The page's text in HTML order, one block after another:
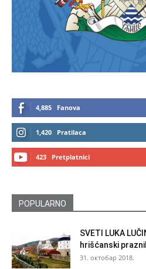
4,885 Fanova
1,420 Pratilaca
423 Pretplatnici
POPULARNO
SVETI LUKA
hrišćanski
31. октобар 2018.